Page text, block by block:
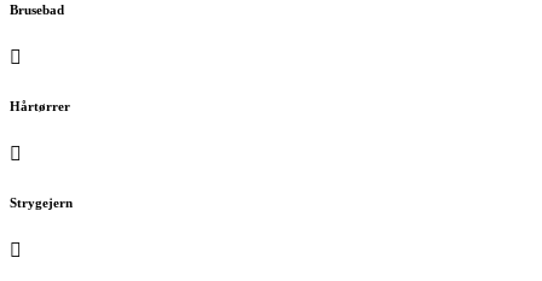
Brusebad
Hårtørrer
Strygejern